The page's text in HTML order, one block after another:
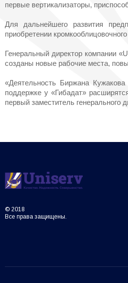
первые вертикализаторы,
Для дальнейшего развития
приобретении кромкооблицовочного
Генеральный директор компании
созданы новые рабочие места,
«Деятельность Биржана
поддержке у «Гибадат»
первый заместитель
© 2018
Все права защищены.